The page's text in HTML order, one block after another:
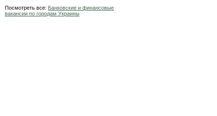
Посмотреть все: Банковские и финансовые
вакансии по городам Украины